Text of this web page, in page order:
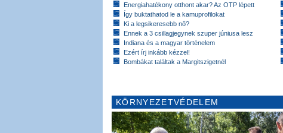
Energiahatékony otthont akar? Az OTP lépett
Így buktathatod le a kamuprofilokat
Ki a legsikeresebb nő?
Ennek a 3 csillagjegynek szuper júniusa lesz
Indiana és a magyar történelem
Ezért írj inkább kézzel!
Bombákat találtak a Margitszigetnél
KÖRNYEZETVÉDELEM